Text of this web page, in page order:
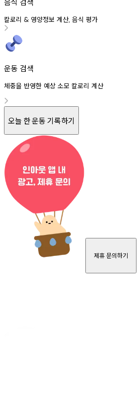
칼로리 & 영양정보 계산, 음식 평가
운동 검색
체중을 반영한 예상 소모 칼로리 계산
오늘 한 운동 기록하기
제휴 문의하기